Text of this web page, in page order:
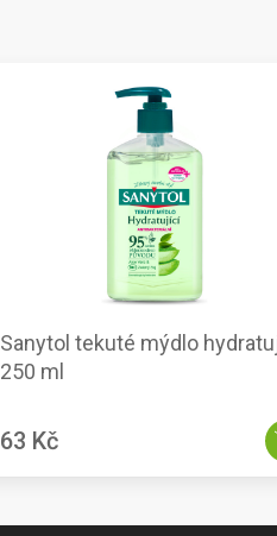
Sanytol tekuté mýdlo
250 ml
63 Kč